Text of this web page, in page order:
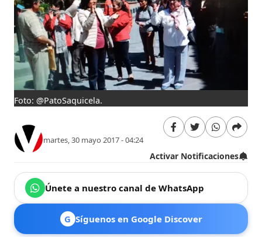
Foto: @PatoSaquicela.
martes, 30 mayo 2017 - 04:24
Activar Notificaciones
Únete a nuestro canal de WhatsApp
G Síguenos en Google Discover